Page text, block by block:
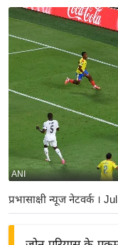
रा
ष्ट्री
य
अं
त
र्रा
ष्ट्री
य
बि
ज़
ने
ANI
प्रभासाक्षी न्यूज नेटवर्क।